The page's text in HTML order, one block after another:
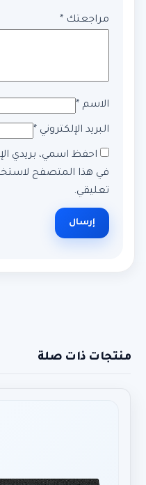
مراجعتك *
الاسم *
البريد الإلكتروني *
احفظ اسمي، بريدي
في هذا المتصفح
تعليقي.
منتجات ذات صلة